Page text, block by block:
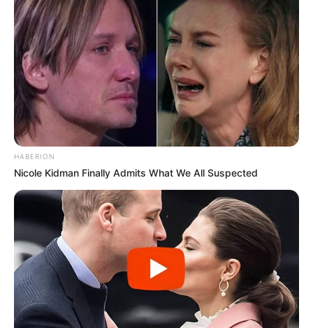
HABERION
Nicole Kidman Finally Admits What We All Suspected